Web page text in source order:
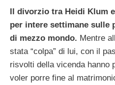
Il divorzio tra Heidi Klum
per intere settimane sulle
di mezzo mondo. Mentre
stata “colpa” di lui, con il
risvolti della vicenda hanno
voler porre fine al